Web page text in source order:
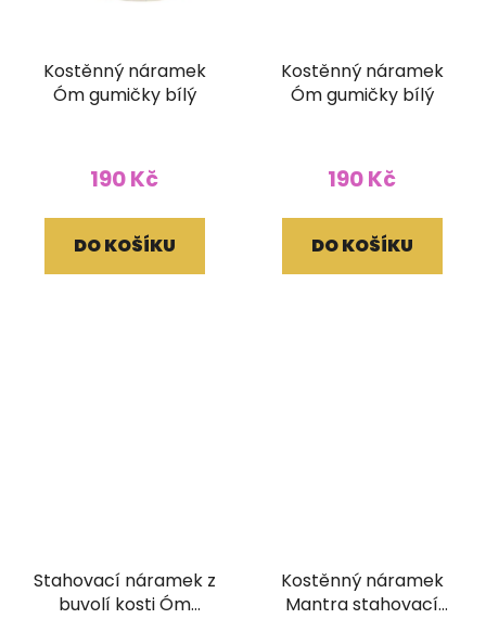
Kostěnný náramek
Óm gumičky bílý
190 Kč
DO KOŠÍKU
Kostěnný náramek
Óm gumičky bílý
190 Kč
DO KOŠÍKU
Stahovací náramek z
buvolí kosti Óm
Kostěnný náramek
Mantra stahovací